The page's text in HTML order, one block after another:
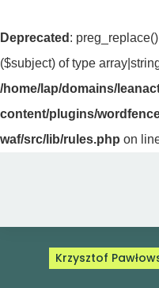
Deprecated :
($subject) of type
/home/lap/domains/
content/plugins/
waf/src/lib/rules.php on
Krzysztof